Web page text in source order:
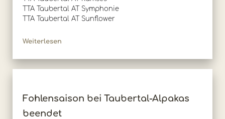
TTA Taubertal AT Symphonie
TTA Taubertal AT Sunflower
Weiterlesen
Fohlensaison bei Taubertal-Alpakas
beendet